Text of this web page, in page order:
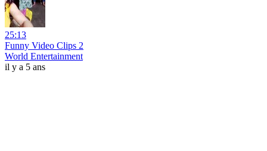
25:13
Funny Video Clips 2
World Entertainment
il y a 5 ans